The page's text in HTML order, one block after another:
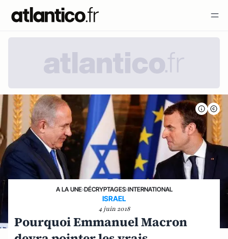
A LA UNE›DÉCRYPTAGES›INTERNATIONAL
ISRAEL
4 juin 2018
Pourquoi Emmanuel Macron